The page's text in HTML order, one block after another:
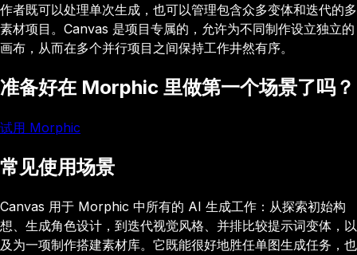
作者既可以处理单次生成，也可以管理包含众多变体和迭代的多
素材项目。Canvas 是项目专属的，允许为不同制作设立独立的
画布，从而在多个并行项目之间保持工作井然有序。
准备好在 Morphic 里做第一个场景了吗？
试用 Morphic
常见使用场景
Canvas 用于 Morphic 中所有的 AI 生成工作：从探索初始构
想、生成角色设计，到迭代视觉风格、并排比较提示词变体，以
及为一项制作搭建素材库。它既能很好地胜任单图生成任务，也